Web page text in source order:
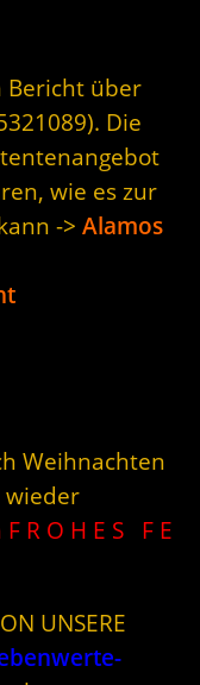
Bericht über
Die
wie es zur
-> Alamos
Weihnachten
wieder
R O H E S F E
UNSERE